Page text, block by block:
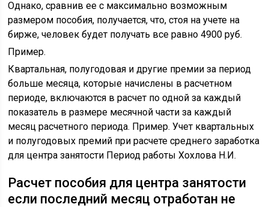
Однако, сравнив ее с максимально возможным
размером пособия, получается, что, стоя на учете на
бирже, человек будет получать все равно 4900 руб.
Пример.
Квартальная, полугодовая и другие премии за период
больше месяца, которые начислены в расчетном
периоде, включаются в расчет по одной за каждый
показатель в размере месячной части за каждый
месяц расчетного периода. Пример. Учет квартальных
и полугодовых премий при расчете среднего заработка
для центра занятости Период работы Хохлова Н.И.
Расчет пособия для центра занятости
если последний месяц отработан не